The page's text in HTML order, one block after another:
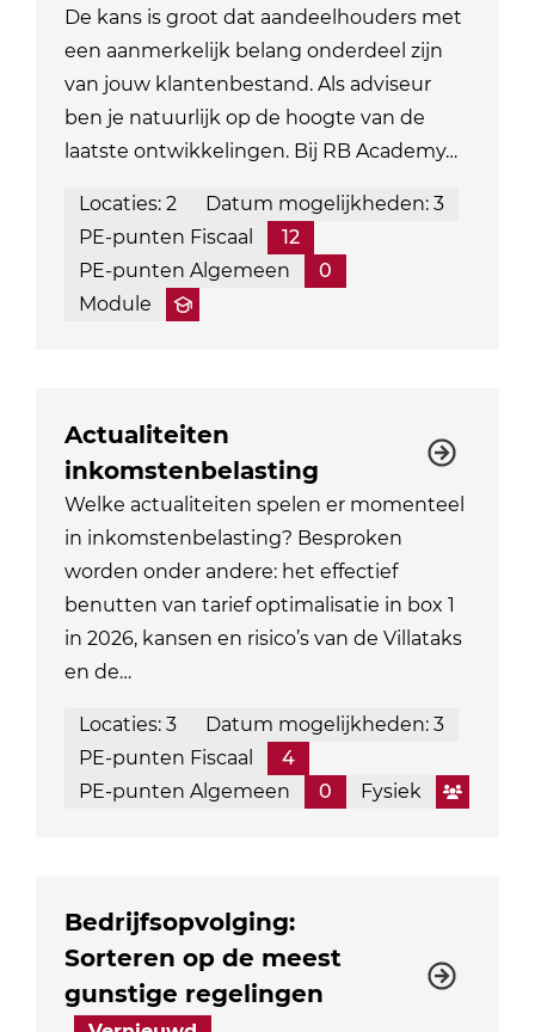
De kans is groot dat aandeelhouders met
een aanmerkelijk belang onderdeel zijn
van jouw klantenbestand. Als adviseur
ben je natuurlijk op de hoogte van de
laatste ontwikkelingen. Bij RB Academy…
Locaties: 2
Datum mogelijkheden: 3
PE-punten Fiscaal
12
PE-punten Algemeen
0
Module
Actualiteiten
inkomstenbelasting
Welke actualiteiten spelen er momenteel
in inkomstenbelasting? Besproken
worden onder andere: het effectief
benutten van tarief optimalisatie in box 1
in 2026, kansen en risico’s van de Villataks
en de…
Locaties: 3
Datum mogelijkheden: 3
PE-punten Fiscaal
4
PE-punten Algemeen
0 Fysiek
Bedrijfsopvolging:
Sorteren op de meest
gunstige regelingen